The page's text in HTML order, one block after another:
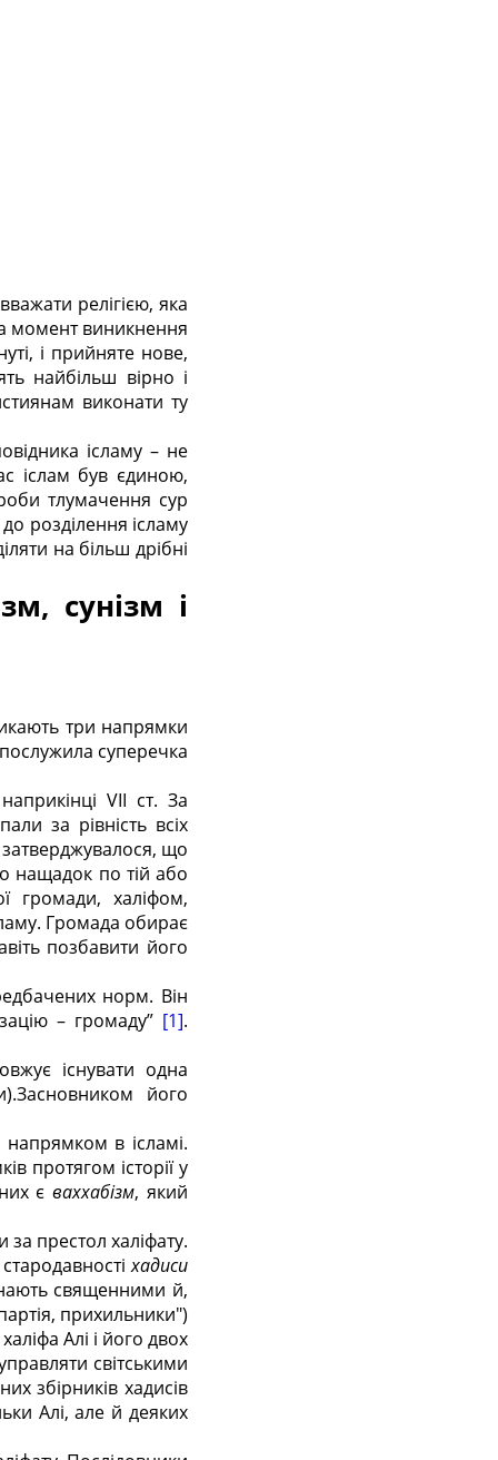
релігією, яка
момент виникнення
і прийняте нове,
найбільш вірно і
виконати ту
ісламу – не
іслам був єдиною,
тлумачення сур
розділення ісламу
на більш дрібні
сунізм і
три напрямки
суперечка
VII ст. За
за рівність всіх
що
нащадок по тій або
громади, халіфом,
Громада обирає
позбавити його
норм. Він
– громаду” [1].
існувати одна
його
в ісламі.
протягом історії у
них єваххабізм, який
за престол халіфату.
хадиси
священними й,
прихильники")
Алі і його двох
світськими
збірників хадисів
Алі, але й деяких